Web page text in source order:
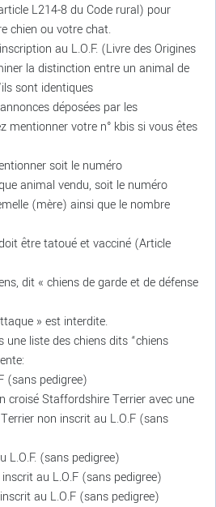
L214-8 du Code rural) pour
chien ou votre chat.
au L.O.F. (Livre des Origines
la distinction entre un animal de
sont identiques
déposées par les
mentionner votre n° kbis si vous êtes
soit le numéro
animal vendu, soit le numéro
(mère) ainsi que le nombre
être tatoué et vacciné (Article
dit « chiens de garde et de défense
» est interdite.
une liste des chiens dits “chiens
(sans pedigree)
croisé Staffordshire Terrier avec une
non inscrit au L.O.F (sans
L.O.F. (sans pedigree)
au L.O.F (sans pedigree)
au L.O.F (sans pedigree)